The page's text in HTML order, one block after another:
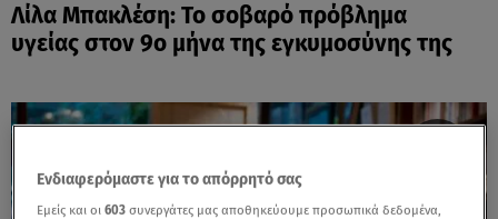
Λίλα Μπακλέση: Το σοβαρό πρόβλημα
υγείας στον 9ο μήνα της εγκυμοσύνης της
Ενδιαφερόμαστε για το απόρρητό σας
Εμείς και οι603 συνεργάτες μας αποθηκεύουμε προσωπικά δεδομένα,